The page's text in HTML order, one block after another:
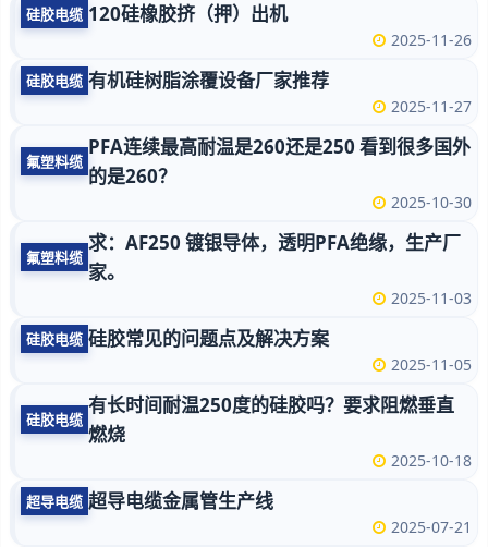
硅胶电缆 120硅橡胶挤（押）出机
2025-11-26
硅胶电缆 有机硅树脂涂覆设备厂家推荐
2025-11-27
氟塑料缆
PFA连续最高耐温是260还是250 看到很多国外
的是260？
2025-10-30
氟塑料缆
求：AF250 镀银导体，透明PFA绝缘，生产厂
家。
2025-11-03
硅胶电缆 硅胶常见的问题点及解决方案
2025-11-05
硅胶电缆
有长时间耐温250度的硅胶吗？要求阻燃垂直
燃烧
2025-10-18
超导电缆 超导电缆金属管生产线
2025-07-21